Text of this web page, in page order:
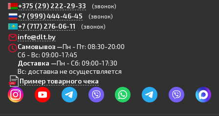
+375 (29) 222-29-33
(звонок)
+7 (999) 444-46-45 (звонок)
+7 (717) 276-06-11 (звонок)
info@dlt.by
Самовывоз —Пн - Пт: 08:30-20:00
Сб - Вс: 09:00-17:45
Доставка —Пн - Сб: 09:00-17:30
Вс: доставка не осуществляется
Пример товарного чека